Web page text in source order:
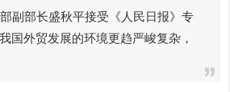
副部长盛秋平接受《人民日报》专
国外贸发展的环境更趋严峻复杂，